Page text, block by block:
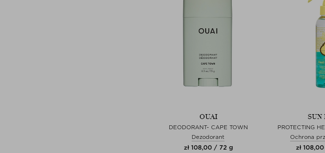
OUAI
DEODORANT- CAPE TOWN
Dezodorant
zł 108,00 / 72 g
SUN
PROTECTING
Ochrona
zł